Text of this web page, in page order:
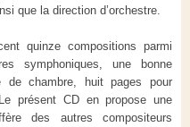
que la direction d’orchestre.
quinze compositions parmi
symphoniques, une bonne
de chambre, huit pages pour
présent CD en propose une
des autres compositeurs